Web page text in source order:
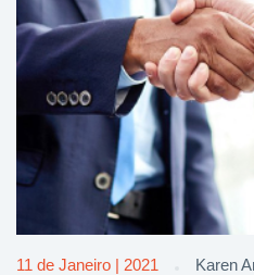
11 de Janeiro | 2021 Karen